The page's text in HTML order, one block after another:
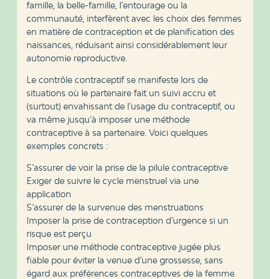
famille, la belle-famille, l’entourage ou la
communauté, interfèrent avec les choix des femmes
en matière de contraception et de planification des
naissances, réduisant ainsi considérablement leur
autonomie reproductive.
Le contrôle contraceptif se manifeste lors de
situations où le partenaire fait un suivi accru et
(surtout) envahissant de l’usage du contraceptif, ou
va même jusqu’à imposer une méthode
contraceptive à sa partenaire. Voici quelques
exemples concrets :
S’assurer de voir la prise de la pilule contraceptive
Exiger de suivre le cycle menstruel via une
application
S’assurer de la survenue des menstruations
Imposer la prise de contraception d’urgence si un
risque est perçu
Imposer une méthode contraceptive jugée plus
fiable pour éviter la venue d’une grossesse, sans
égard aux préférences contraceptives de la femme.